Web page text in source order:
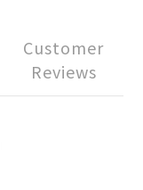
Customer
Reviews